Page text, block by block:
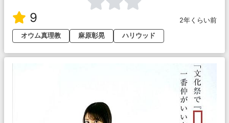
9
2年くらい前
オウム真理教
麻原彰晃 ハリウッド